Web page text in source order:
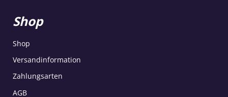
Shop
Shop
Versandinformation
Zahlungsarten
AGB